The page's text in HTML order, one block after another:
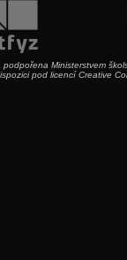
Ministerstvem
pod licencí Creative